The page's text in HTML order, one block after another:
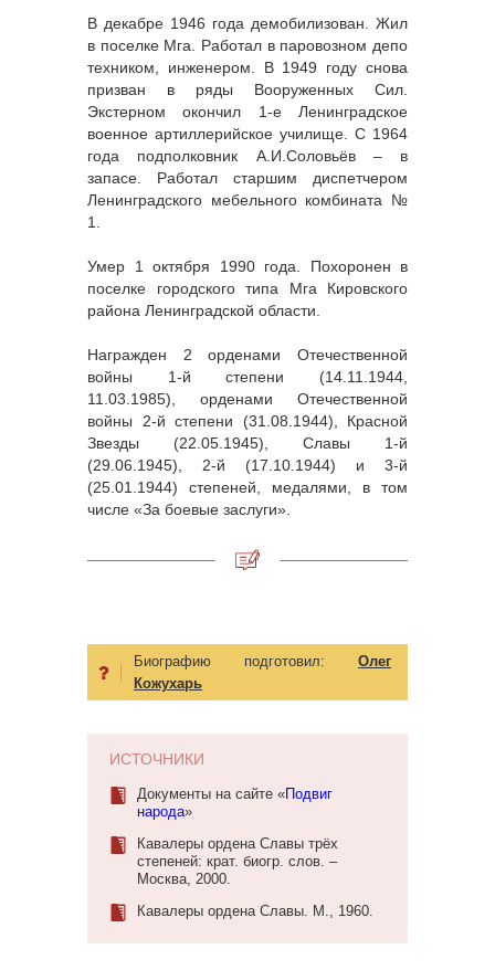
В декабре 1946 года демобилизован. Жил
в поселке Мга. Работал в паровозном депо
техником, инженером. В 1949 году снова
призван в ряды Вооруженных Сил.
Экстерном окончил 1-е Ленинградское
военное артиллерийское училище. С 1964
года подполковник А.И.Соловьёв – в
запасе. Работал старшим диспетчером
Ленинградского мебельного комбината №
1.
Умер 1 октября 1990 года. Похоронен в
поселке городского типа Мга Кировского
района Ленинградской области.
Награжден 2 орденами Отечественной
войны 1-й степени (14.11.1944,
11.03.1985), орденами Отечественной
войны 2-й степени (31.08.1944), Красной
Звезды (22.05.1945), Славы 1-й
(29.06.1945), 2-й (17.10.1944) и 3-й
(25.01.1944) степеней, медалями, в том
числе «За боевые заслуги».
Биографию подготовил: Олег
Кожухарь
ИСТОЧНИКИ
Документы на сайте «Подвиг
народа»
Кавалеры ордена Славы трёх
степеней: крат. биогр. слов. –
Москва, 2000.
Кавалеры ордена Славы. М., 1960.